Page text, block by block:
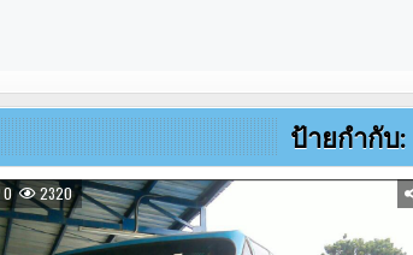
ป้ายกำกับ:
0 2320